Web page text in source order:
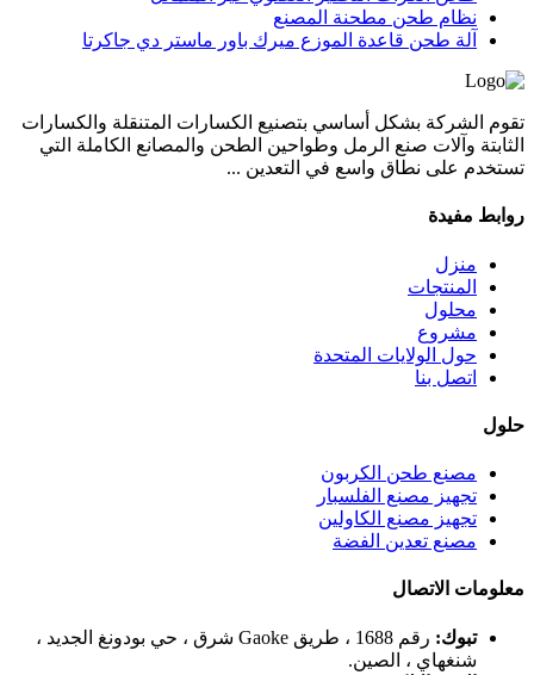
نظام طحن مطحنة المصنع
آلة طحن قاعدة الموزع ميرك باور ماستر دي جاكرتا
تقوم الشركة بشكل أساسي بتصنيع الكسارات المتنقلة والكسارات
الثابتة وآلات صنع الرمل وطواحين الطحن والمصانع الكاملة التي
تستخدم على نطاق واسع في التعدين ...
روابط مفيدة
منزل
المنتجات
محلول
مشروع
حول الولايات المتحدة
اتصل بنا
حلول
مصنع طحن الكربون
تجهيز مصنع الفلسبار
تجهيز مصنع الكاولين
مصنع تعدين الفضة
معلومات الاتصال
تبوك:
رقم 1688 ، طريق Gaoke شرق ، حي بودونغ الجديد ،
شنغهاي ، الصين.